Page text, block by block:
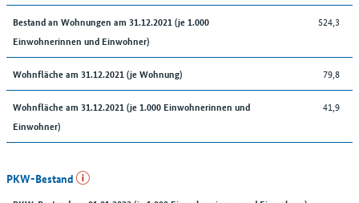
Bestand an Wohnungen am 31.12.2021 (je 1.000
Einwohnerinnen und Einwohner)
524,3
Wohnfläche am 31.12.2021 (je Wohnung) 79,8
Wohnfläche am 31.12.2021 (je 1.000 Einwohnerinnen und
Einwohner)
41,9
PKW-Bestand